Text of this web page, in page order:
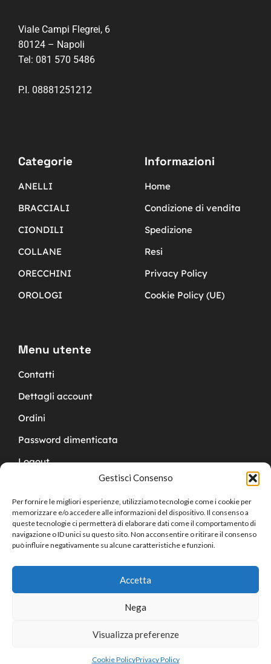
Gestisci Consenso
Per fornire le migliori esperienze, utilizziamo tecnologie come i cookie per
memorizzare e/o accedere alle informazioni del dispositivo. Il consenso a
queste tecnologie ci permetterà di elaborare dati come il comportamento di
navigazione o ID unici su questo sito. Non acconsentire o ritirare il consenso
può influire negativamente su alcune caratteristiche e funzioni.
Accetta
Nega
Visualizza preferenze
Cookie PolicyPrivacy Policy
0
Viale Campi Flegrei, 6
80124 – Napoli
Tel: 081 570 5486
P.I. 08881251212
Categorie
ANELLI
BRACCIALI
CIONDILI
COLLANE
ORECCHINI
OROLOGI
Informazioni
Home
Condizione di vendita
Spedizione
Resi
Privacy Policy
Cookie Policy (UE)
Menu utente
Contatti
Dettagli account
Ordini
Password dimenticata
Logout
Copyright © 2024 Cucchy Gioielleria